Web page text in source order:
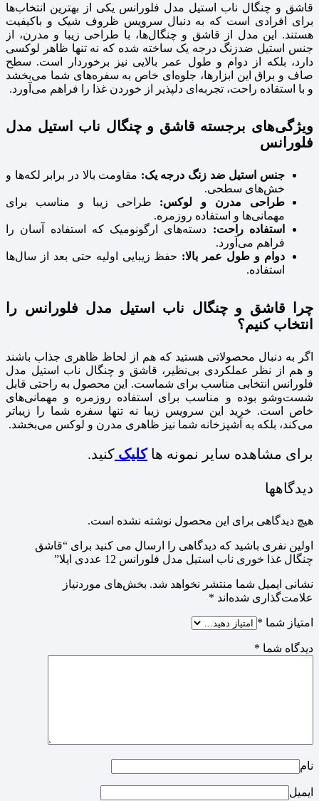
قاشق و چنگال ناب استیل مدل فلورانس یکی از بهترین انتخاب‌ها
برای افرادی است که به دنبال سرویس ظروف شیک و باکیفیت
هستند. این مدل از قاشق و چنگال‌ها، با طراحی زیبا و مدرن، از
جنس استیل ضدزنگ درجه یک ساخته شده که نه تنها ظاهر لوکسی
دارد، بلکه از دوام و طول عمر بالایی نیز برخوردار است. سطح
صاف و براق این ابزارها، جلوه‌ای خاص به سفره‌های شما می‌بخشد
و با استفاده راحت، تجربه‌ای دلپذیر از خوردن غذا را فراهم می‌آورد.
ویژگی‌های برجسته قاشق و چنگال ناب استیل مدل
فلورانس
جنس استیل ضد زنگ درجه یک: مقاومت بالا در برابر لکه‌ها و
خش‌های سطحی.
طراحی مدرن و لوکس: طراحی زیبا و مناسب برای
مهمانی‌ها و استفاده روزمره.
استفاده راحت: دسته‌های ارگونومیک که استفاده آسان را
فراهم می‌آورد.
دوام و طول عمر بالا: حفظ زیبایی اولیه حتی بعد از سال‌ها
استفاده.
چرا قاشق و چنگال ناب استیل مدل فلورانس را
انتخاب کنیم؟
اگر به دنبال محصولاتی هستید که هم از لحاظ ظاهری جذاب باشند
و هم از نظر عملکردی بی‌نظیر، قاشق و چنگال ناب استیل مدل
فلورانس انتخابی مناسب برای شماست. این محصول به راحتی قابل
شست‌وشو بوده و مناسب برای استفاده روزمره و مهمانی‌های
خاص است. خرید این سرویس زیبا نه تنها سفره شما را زیباتر
می‌کند، بلکه به آشپزخانه شما نیز ظاهری مدرن و لوکس می‌بخشد.
برای مشاهده سایر نمونه هاکلیک کنید.
دیدگاهها
هیچ دیدگاهی برای این محصول نوشته نشده است.
اولین نفری باشید که دیدگاهی را ارسال می کنید برای “قاشق
چنگال غذا خوری ناب استیل مدل فلورانس 12 عددی ایلا”
نشانی ایمیل شما منتشر نخواهد شد. بخش‌های موردنیاز
علامت‌گذاری شده‌اند *
امتیاز شما *
دیدگاه شما *
نام
ایمیل